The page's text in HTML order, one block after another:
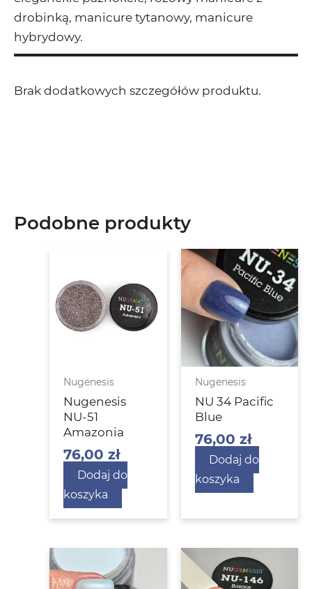
drobinką, manicure tytanowy, manicure
hybrydowy.
Brak dodatkowych szczegółów produktu.
Podobne produkty
Nugenesis
Nugenesis
NU-51
Amazonia
76,00zł
Dodaj do
koszyka
Nugenesis
NU 34 Pacific
Blue
76,00 zł
Dodaj do
koszyka